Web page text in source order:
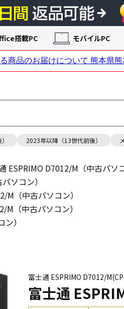
2023年以降（13世代前後）
搭載PC モバイルPC
ESPRIMO D7012/M（中古パソ
ソコン）
M（中古パソコン）
M（中古パソコン）
）
富士通 ESPRIMO D7012/
富士通